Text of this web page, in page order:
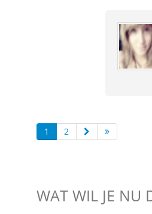
1 2
WAT WIL JE NU